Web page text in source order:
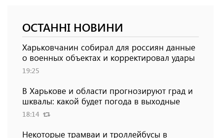
ОСТАННІ НОВИНИ
Харьковчанин собирал для россиян данные
о военных объектах и ​​корректировал удары
19:25
В Харькове и области прогнозируют град и
шквалы: какой будет погода в выходные
18:14
Некоторые трамваи и троллейбусы в